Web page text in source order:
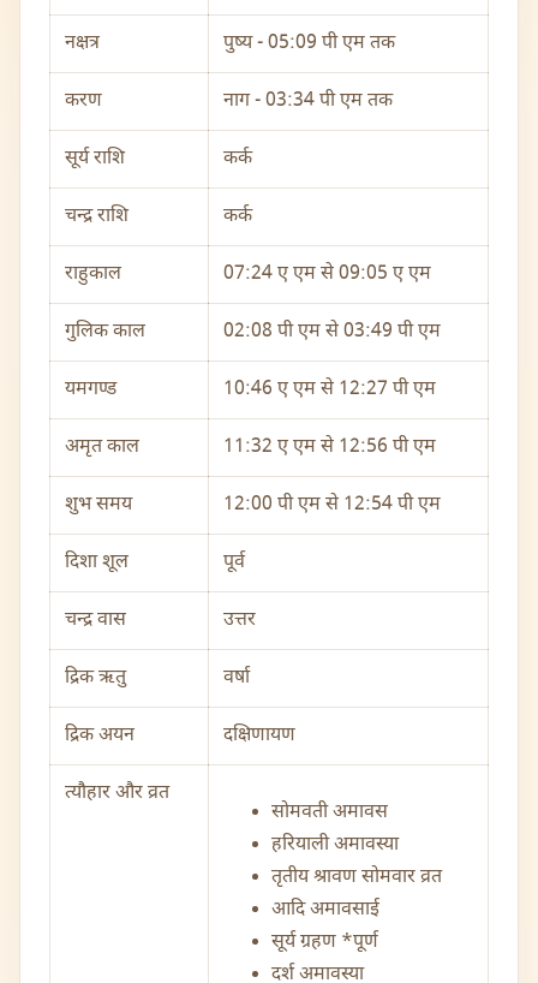
नक्षत्र पुष्य - 05:09 पी एम तक
करण नाग - 03:34 पी एम तक
सूर्य राशि कर्क
चन्द्र राशि कर्क
राहुकाल 07:24 ए एम से 09:05 ए एम
गुलिक काल 02:08 पी एम से 03:49 पी एम
यमगण्ड 10:46 ए एम से 12:27 पी एम
अमृत काल 11:32 ए एम से 12:56 पी एम
शुभ समय 12:00 पी एम से 12:54 पी एम
दिशा शूल पूर्व
चन्द्र वास उत्तर
द्रिक ऋतु वर्षा
द्रिक अयन दक्षिणायण
त्यौहार और व्रत
सोमवती अमावस
हरियाली अमावस्या
तृतीय श्रावण सोमवार व्रत
आदि अमावसाई
सूर्य ग्रहण *पूर्ण
दर्श अमावस्या